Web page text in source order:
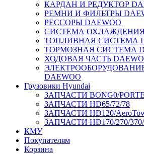
КАРДАН И РЕДУКТОР
РЕМНИ И ФИЛЬТРЫ
РЕССОРЫ DAEWOO
СИСТЕМА ОХЛАЖДЕНИЯ
ТОПЛИВНАЯ СИСТЕМА
ТОРМОЗНАЯ СИСТЕМА
ХОДОВАЯ ЧАСТЬ
DAEWOO
Грузовики Hyundai
ЗАПЧАСТИ BONG0/
ЗАПЧАСТИ HD65/72/78
ЗАПЧАСТИ HD120/
ЗАПЧАСТИ HD170/270/370/
КМУ
Покупателям
Корзина